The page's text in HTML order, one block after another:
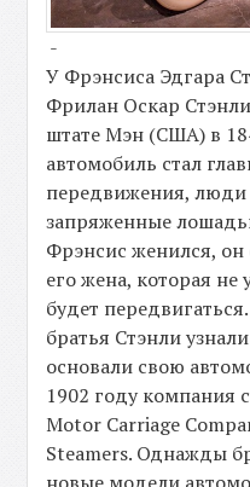
-
У Фрэнсиса Эдгара
Фрилан Оскар
штате Мэн (США) в
автомобиль стал
передвижения, люди
запряженные
Фрэнсис женился, он
его жена, которая не
будет
братья Стэнли
основали свою
1902 году компания
Motor Carriage
Steamers. Однажды